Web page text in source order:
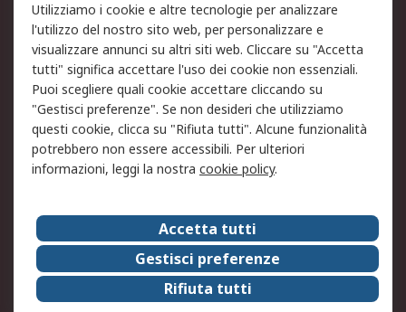
Informativa Cookie
Informativa Privacy -
Aggiornata
Email Security
Termini d'uso
Condizioni di vendita
Condizioni generali di
servizio
Etica e responsabilità
Chi Siamo
Chi Siamo
Contattaci
Supporto
ESG
Carriere
RS Group
Press Centre
Discovery: il Blog di RS
Utilizziamo i cookie e altre tecnologie per analizzare
l'utilizzo del nostro sito web, per personalizzare e
visualizzare annunci su altri siti web. Cliccare su "Accetta
tutti" significa accettare l'uso dei cookie non essenziali.
Puoi scegliere quali cookie accettare cliccando su
"Gestisci preferenze". Se non desideri che utilizziamo
questi cookie, clicca su "Rifiuta tutti". Alcune funzionalità
potrebbero non essere accessibili. Per ulteriori
informazioni, leggi la nostra cookie policy.
Accetta tutti
Gestisci preferenze
Rifiuta tutti